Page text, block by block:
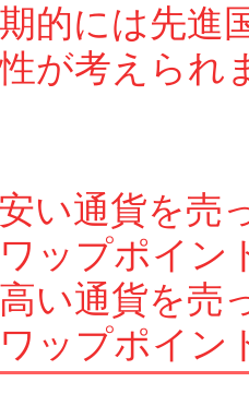
的には先進
が考えられ
い通貨を売
ップポイン
い通貨を売
ップポイン